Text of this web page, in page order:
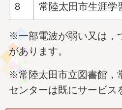
8 常陸太田市生涯学
※一部電波が弱い又は，
があります。
※常陸太田市立図書館，
センターは既にサービス